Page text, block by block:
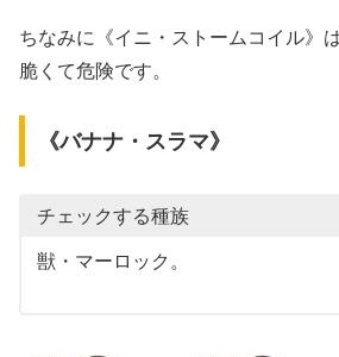
ちなみに《イニ・ストームコイル》
脆くて危険です。
《バナナ・スラマ》
チェックする種族
獣・マーロック。